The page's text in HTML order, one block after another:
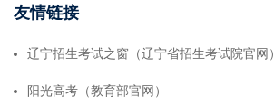
友情链接
辽宁招生考试之窗（辽宁省招生考试院官网）
阳光高考（教育部官网）